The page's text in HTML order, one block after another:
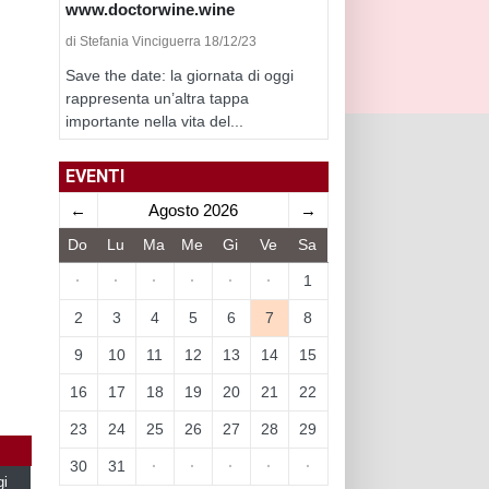
www.doctorwine.wine
di Stefania Vinciguerra 18/12/23
Save the date: la giornata di oggi
rappresenta un’altra tappa
importante nella vita del...
EVENTI
← Agosto 2026 →
Do Lu Ma Me Gi Ve Sa
· · · · · · 1
2 3 4 5 6 7 8
9 10 11 12 13 14 15
16 17 18 19 20 21 22
23 24 25 26 27 28 29
30 31 · · · · ·